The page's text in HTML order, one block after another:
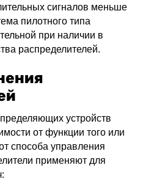
сигналов меньше
пилотного типа
при наличии в
распределителей.
устройств
от функции того или
способа управления
применяют для